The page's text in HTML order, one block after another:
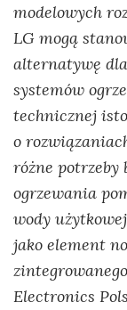
modelowych
LG mogą
alternatywę
systemów
technicznej
o
różne potrzeby
ogrzewania
wody
jako element
Electronics